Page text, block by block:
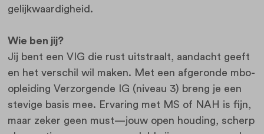
gelijkwaardigheid.
Wie ben jij?
Jij bent een VIG die rust uitstraalt, aandacht geeft
en het verschil wil maken. Met een afgeronde mbo-
opleiding Verzorgende IG (niveau 3) breng je een
stevige basis mee. Ervaring met MS of NAH is fijn,
maar zeker geen must—jouw open houding, scherp